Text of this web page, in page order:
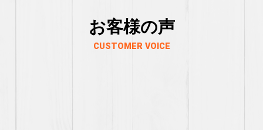
お客様の声
CUSTOMER VOICE